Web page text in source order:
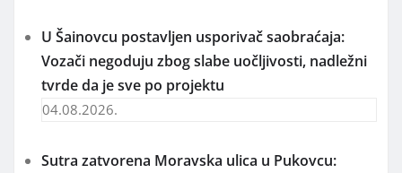
U Šainovcu postavljen usporivač saobraćaja:
Vozači negoduju zbog slabe uočljivosti, nadležni
tvrde da je sve po projektu
04.08.2026.
Sutra zatvorena Moravska ulica u Pukovcu: